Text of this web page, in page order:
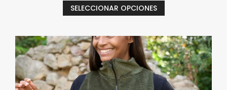
SELECCIONAR OPCIONES